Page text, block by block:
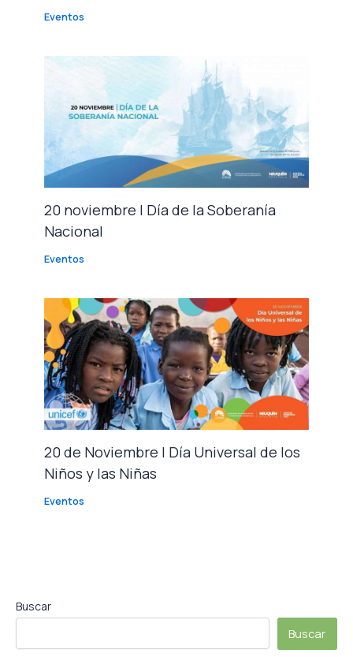
Eventos
20 noviembre | Día de la Soberanía
Nacional
Eventos
20 de Noviembre | Día Universal de los
Niños y las Niñas
Eventos
Buscar
Buscar